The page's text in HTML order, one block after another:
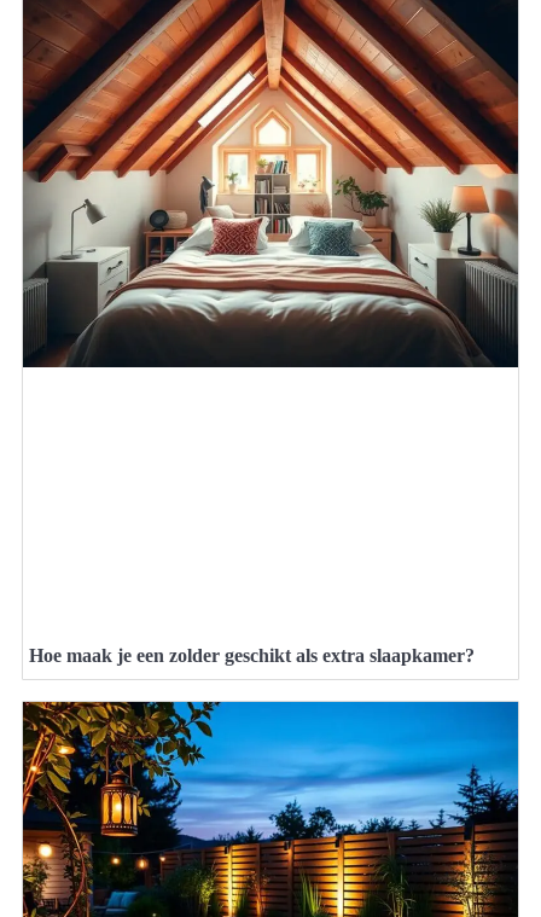
Hoe maak je een zolder geschikt als extra slaapkamer?